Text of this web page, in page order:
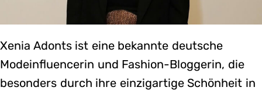
Xenia Adonts ist eine bekannte deutsche
Modeinfluencerin und Fashion-Bloggerin, die
besonders durch ihre einzigartige Schönheit in